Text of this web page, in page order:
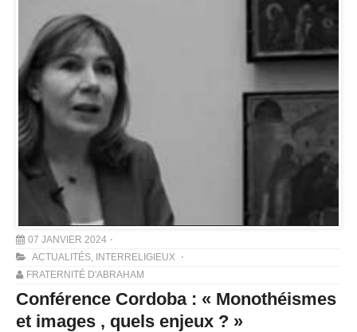
07 JANVIER 2024
ACTUALITÉS, INTERRELIGIEUX
FRATERNITÉ D'ABRAHAM
Conférence Cordoba : « Monothéismes
et images , quels enjeux ? »